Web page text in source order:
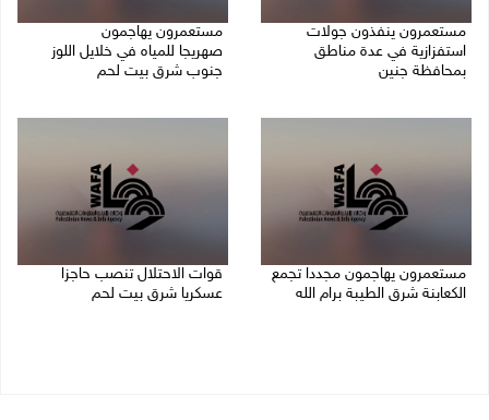
مستعمرون ينفذون جولات
استفزازية في عدة مناطق
بمحافظة جنين
مستعمرون يهاجمون
صهريجا للمياه في خلايل اللوز
جنوب شرق بيت لحم
مستعمرون يهاجمون مجددا تجمع
الكعابنة شرق الطيبة برام الله
قوات الاحتلال تنصب حاجزا
عسكريا شرق بيت لحم